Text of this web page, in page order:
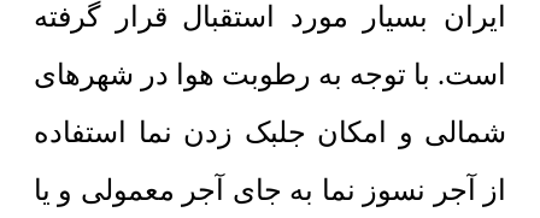
ایران بسیار مورد استقبال قرار گرفته
است. با توجه به رطوبت هوا در شهرهای
شمالی و امکان جلبک زدن نما استفاده
از آجر نسوز نما به جای آجر معمولی و یا